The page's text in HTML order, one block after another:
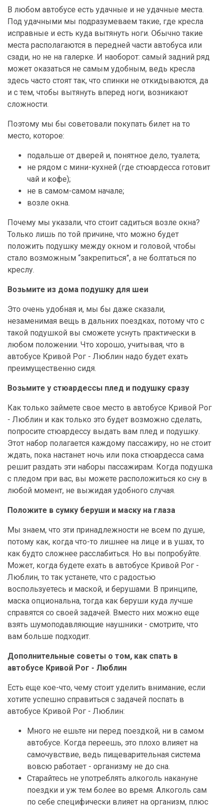
В любом автобусе есть удачные и не удачные места.
Под удачными мы подразумеваем такие, где кресла
исправные и есть куда вытянуть ноги. Обычно такие
места располагаются в передней части автобуса или
сзади, но не на галерке. И наоборот: самый задний ряд
может оказаться не самым удобным, ведь кресла
здесь часто стоят так, что спинки не откидываются, да
и с тем, чтобы вытянуть вперед ноги, возникают
сложности.
Поэтому мы бы советовали покупать билет на то
место, которое:
подальше от дверей и, понятное дело, туалета;
не рядом с мини-кухней (где стюардесса готовит
чай и кофе);
не в самом-самом начале;
возле окна.
Почему мы указали, что стоит садиться возле окна?
Только лишь по той причине, что можно будет
положить подушку между окном и головой, чтобы
стало возможным “закрепиться”, а не болтаться по
креслу.
Возьмите из дома подушку для шеи
Это очень удобная и, мы бы даже сказали,
незаменимая вещь в дальних поездках, потому что с
такой подушкой вы сможете уснуть практически в
любом положении. Что хорошо, учитывая, что в
автобусе Кривой Рог - Люблин надо будет ехать
преимущественно сидя.
Возьмите у стюардессы плед и подушку сразу
Как только займете свое место в автобусе Кривой Рог
- Люблин и как только это будет возможно сделать,
попросите стюардессу выдать вам плед и подушку.
Этот набор полагается каждому пассажиру, но не стоит
ждать, пока настанет ночь или пока стюардесса сама
решит раздать эти наборы пассажирам. Когда подушка
с пледом при вас, вы можете расположиться ко сну в
любой момент, не выжидая удобного случая.
Положите в сумку беруши и маску на глаза
Мы знаем, что эти принадлежности не всем по душе,
потому как, когда что-то лишнее на лице и в ушах, то
как будто сложнее расслабиться. Но вы попробуйте.
Может, когда будете ехать в автобусе Кривой Рог -
Люблин, то так устанете, что с радостью
воспользуетесь и маской, и берушами. В принципе,
маска опциональна, тогда как беруши куда лучше
справятся со своей задачей. Вместо них можно еще
взять шумоподавляющие наушники - смотрите, что
вам больше подходит.
Дополнительные советы о том, как спать в
автобусе Кривой Рог - Люблин
Есть еще кое-что, чему стоит уделить внимание, если
хотите успешно справиться с задачей поспать в
автобусе Кривой Рог - Люблин:
Много не ешьте ни перед поездкой, ни в самом
автобусе. Когда переешь, это плохо влияет на
самочувствие, ведь пищеварительная система
вовсю работает - организму не до сна.
Старайтесь не употреблять алкоголь накануне
поездки и уж тем более во время. Алкоголь сам
по себе специфически влияет на организм, плюс